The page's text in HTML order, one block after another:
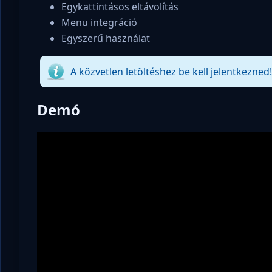
Egykattintásos eltávolítás
Menü integráció
Egyszerű használat
A közvetlen letöltéshez be kell jelentkezned!
Demó